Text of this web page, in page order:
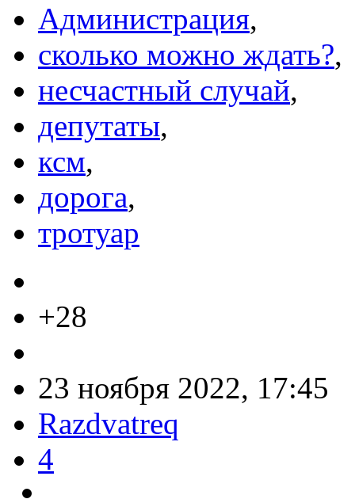
Администрация,
сколько можно ждать?,
несчастный случай,
депутаты,
ксм,
дорога,
тротуар
+28
23 ноября 2022, 17:45
Razdvatreq
4